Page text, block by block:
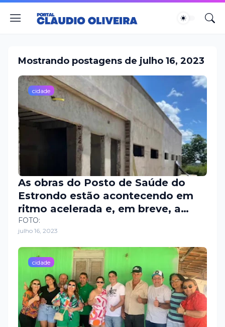
Mostrando postagens de julho 16, 2023
cidade
As obras do Posto de Saúde do
Estrondo estão acontecendo em
ritmo acelerada e, em breve, a
comunidade terá acesso a novos
ambientes e equipamentos de
qualidade.
FOTO:
julho 16, 2023
cidade